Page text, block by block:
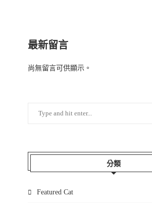
最新留言
尚無留言可供顯示。
分類
Featured Cat